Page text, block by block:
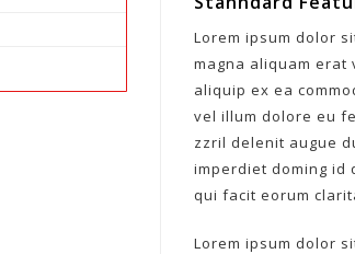
Lorem ipsum dolor
magna aliquam
aliquip ex ea
vel illum dolore eu
zzril delenit augue
imperdiet doming id
qui facit eorum
Lorem ipsum dolor